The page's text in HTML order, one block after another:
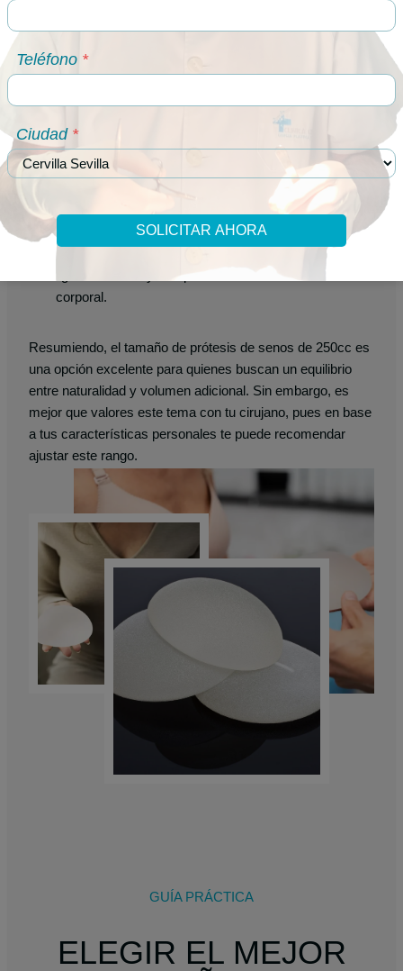
la anatomía
250cc puede resultar suficiente para una mejora
visible de su apariencia sin perder proporción.
Paramujeres de altura media(1,60-1,70 m) : Este
tamaño es muy versátil y suele ser una buena
elección si lo que buscas es un aumento discreto,
mujeres altas(>1,70 m) : Aunque pueden
funcionar bien, algunas podrían necesitar implantes
ligeramente mayores para mantener la armonía
corporal.
Resumiendo, el tamaño de prótesis de senos de 250cc es
una opción excelente para quienes buscan un equilibrio
entre naturalidad y volumen adicional. Sin embargo, es
mejor que valores este tema con tu cirujano, pues en base
a tus características personales te puede recomendar
ajustar este rango.
GUÍA PRÁCTICA
ELEGIR EL MEJOR
Teléfono *
Ciudad *
SOLICITAR AHORA